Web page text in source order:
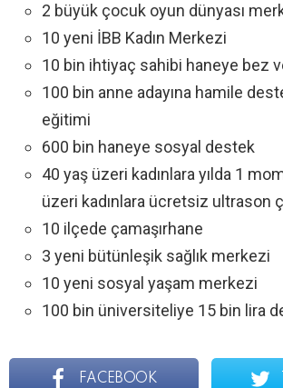
2 büyük çocuk oyun dünyası
10 yeni İBB Kadın Merkezi
10 bin ihtiyaç sahibi haneye bez
100 bin anne adayına hamile
eğitimi
600 bin haneye sosyal destek
40 yaş üzeri kadınlara yılda 1
üzeri kadınlara ücretsiz ultrason
10 ilçede çamaşırhane
3 yeni bütünleşik sağlık merkezi
10 yeni sosyal yaşam merkezi
100 bin üniversiteliye 15 bin lira
FACEBOOK